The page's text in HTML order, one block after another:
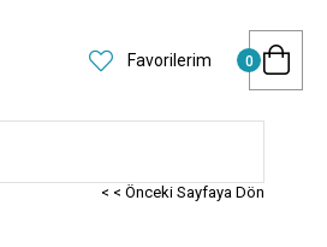
Favorilerim 0
< < Önceki Sayfaya Dön